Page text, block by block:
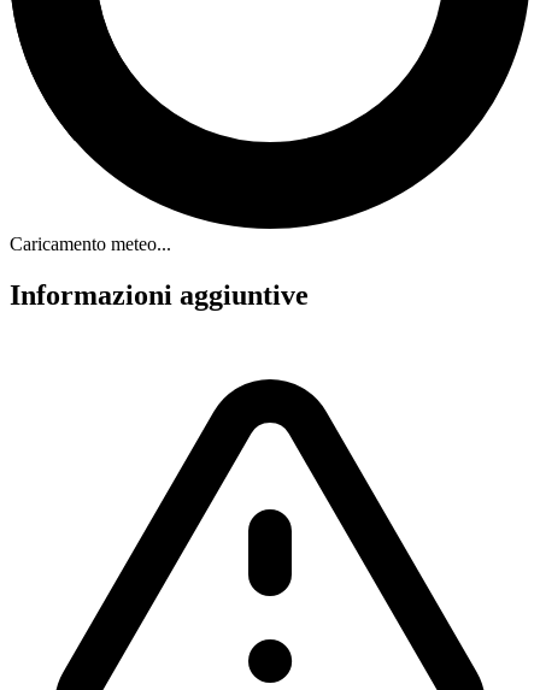
Caricamento meteo...
Informazioni aggiuntive